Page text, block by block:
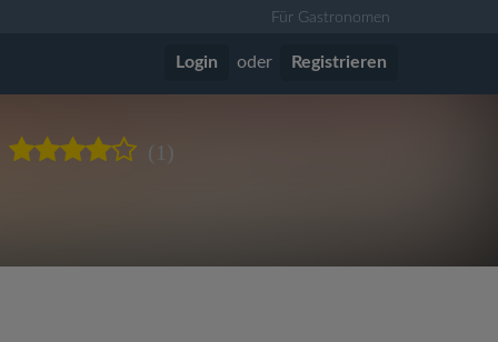
Für Gastronomen
Login oder Registrieren
(1)